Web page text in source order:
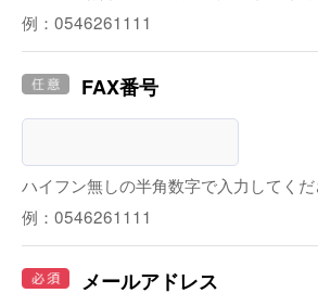
例：0546261111
FAX番号
ハイフン無しの半角数字で入力してく
例：0546261111
メールアドレス